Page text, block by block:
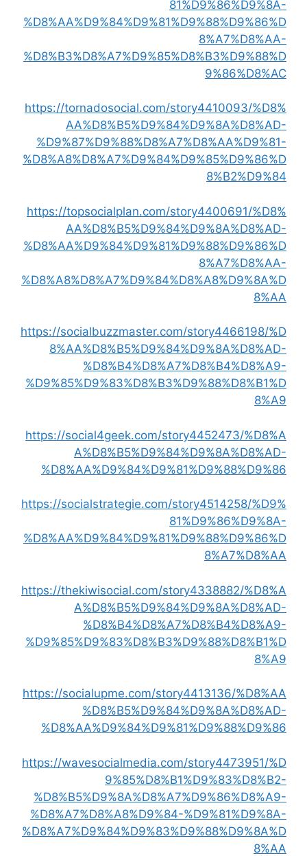
81%D9%86%D9%8A-
%D8%AA%D9%84%D9%81%D9%88%D9%86%D
8%A7%D8%AA-
%D8%B3%D8%A7%D9%85%D8%B3%D9%88%D
9%86%D8%AC
https://tornadosocial.com/story4410093/%D8%
AA%D8%B5%D9%84%D9%8A%D8%AD-
%D9%87%D9%88%D8%A7%D8%AA%D9%81-
%D8%A8%D8%A7%D9%84%D9%85%D9%86%D
8%B2%D9%84
https://topsocialplan.com/story4400691/%D8%
AA%D8%B5%D9%84%D9%8A%D8%AD-
%D8%AA%D9%84%D9%81%D9%88%D9%86%D
8%A7%D8%AA-
%D8%A8%D8%A7%D9%84%D8%A8%D9%8A%D
8%AA
https://socialbuzzmaster.com/story4466198/%D
8%AA%D8%B5%D9%84%D9%8A%D8%AD-
%D8%B4%D8%A7%D8%B4%D8%A9-
%D9%85%D9%83%D8%B3%D9%88%D8%B1%D
8%A9
https://social4geek.com/story4452473/%D8%A
A%D8%B5%D9%84%D9%8A%D8%AD-
%D8%AA%D9%84%D9%81%D9%88%D9%86
https://socialstrategie.com/story4514258/%D9%
81%D9%86%D9%8A-
%D8%AA%D9%84%D9%81%D9%88%D9%86%D
8%A7%D8%AA
https://thekiwisocial.com/story4338882/%D8%A
A%D8%B5%D9%84%D9%8A%D8%AD-
%D8%B4%D8%A7%D8%B4%D8%A9-
%D9%85%D9%83%D8%B3%D9%88%D8%B1%D
8%A9
https://socialupme.com/story4413136/%D8%AA
%D8%B5%D9%84%D9%8A%D8%AD-
%D8%AA%D9%84%D9%81%D9%88%D9%86
https://wavesocialmedia.com/story4473951/%D
9%85%D8%B1%D9%83%D8%B2-
%D8%B5%D9%8A%D8%A7%D9%86%D8%A9-
%D8%A7%D8%A8%D9%84-%D9%81%D9%8A-
%D8%A7%D9%84%D9%83%D9%88%D9%8A%D
8%AA